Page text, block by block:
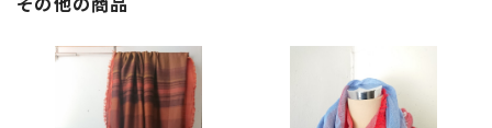
その他の商品